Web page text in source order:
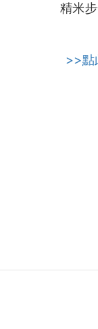
精米
>>點